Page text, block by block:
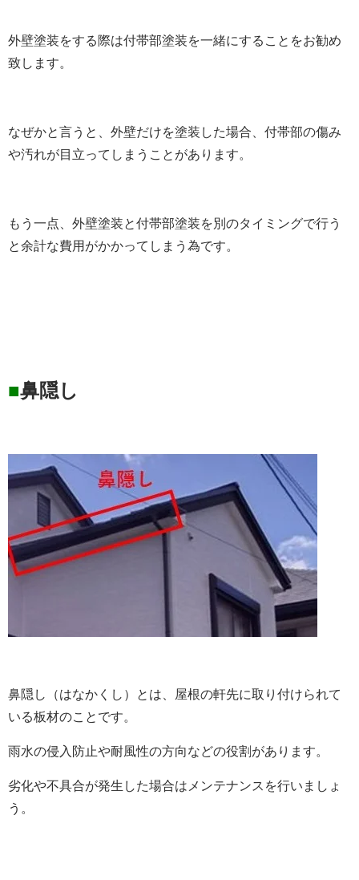
外壁塗装をする際は付帯部塗装を一緒にすることをお勧め
致します。
なぜかと言うと、外壁だけを塗装した場合、付帯部の傷み
や汚れが目立ってしまうことがあります。
もう一点、外壁塗装と付帯部塗装を別のタイミングで行う
と余計な費用がかかってしまう為です。
■鼻隠し
鼻隠し（はなかくし）とは、屋根の軒先に取り付けられて
いる板材のことです。
雨水の侵入防止や耐風性の方向などの役割があります。
劣化や不具合が発生した場合はメンテナンスを行いましょ
う。